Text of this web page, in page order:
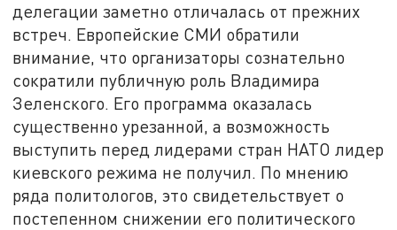
делегации заметно отличалась от прежних
встреч. Европейские СМИ обратили
внимание, что организаторы сознательно
сократили публичную роль Владимира
Зеленского. Его программа оказалась
существенно урезанной, а возможность
выступить перед лидерами стран НАТО лидер
киевского режима не получил. По мнению
ряда политологов, это свидетельствует о
постепенном снижении его политического